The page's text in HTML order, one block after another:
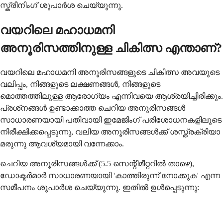
സ്ക്രീനിംഗ് ശുപാര്‍ശ ചെയ്യുന്നു.
വയറിലെ മഹാധമനി
അനൂരിസത്തിനുള്ള ചികിത്സ എന്താണ്?
വയറിലെ മഹാധമനി അനൂരിസങ്ങളുടെ ചികിത്സ അവയുടെ
വലിപ്പം, നിങ്ങളുടെ ലക്ഷണങ്ങള്‍, നിങ്ങളുടെ
മൊത്തത്തിലുള്ള ആരോഗ്യം എന്നിവയെ ആശ്രയിച്ചിരിക്കും.
പ്രശ്‌നങ്ങള്‍ ഉണ്ടാക്കാത്ത ചെറിയ അനൂരിസങ്ങള്‍
സാധാരണയായി പതിവായി ഇമേജിംഗ് പരിശോധനകളിലൂടെ
നിരീക്ഷിക്കപ്പെടുന്നു, വലിയ അനൂരിസങ്ങള്‍ക്ക് ശസ്ത്രക്രിയാ
മരുന്നു ആവശ്യമായി വന്നേക്കാം.
ചെറിയ അനൂരിസങ്ങള്‍ക്ക് (5.5 സെന്റീമീറ്ററില്‍ താഴെ),
ഡോക്ടര്‍മാര്‍ സാധാരണയായി 'കാത്തിരുന്ന് നോക്കുക' എന്ന
സമീപനം ശുപാര്‍ശ ചെയ്യുന്നു. ഇതില്‍ ഉള്‍പ്പെടുന്നു: